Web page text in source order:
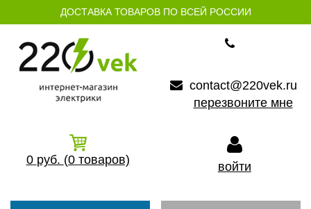
ДОСТАВКА ТОВАРОВ ПО ВСЕЙ РОССИИ
contact@220vek.ru
перезвоните мне
0 руб. (0 товаров) войти